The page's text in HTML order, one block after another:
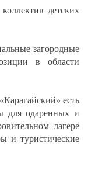
детских
загородные
в области
есть
для одаренных и
лагере
и туристические